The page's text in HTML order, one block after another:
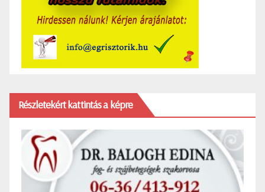
Részletekért kattintás a képre